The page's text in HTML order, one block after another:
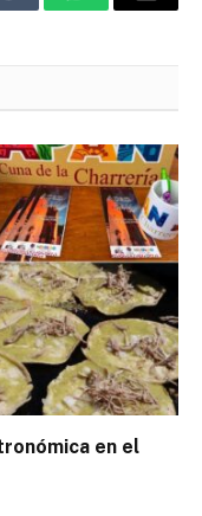
Tumblr WhatsAppEmail
en el